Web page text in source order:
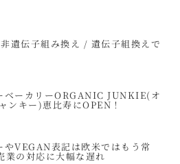
遺伝子組み換え / 遺伝子組換えで
ベーカリーORGANIC JUNKIE(オ
ンキー)恵比寿にOPEN！
やVEGAN表記は欧米ではもう常
業の対応に大幅な遅れ